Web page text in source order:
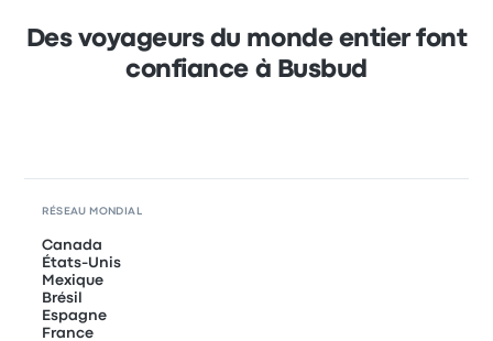
Des voyageurs du monde entier font
confiance à Busbud
RÉSEAU MONDIAL
Canada
États-Unis
Mexique
Brésil
Espagne
France